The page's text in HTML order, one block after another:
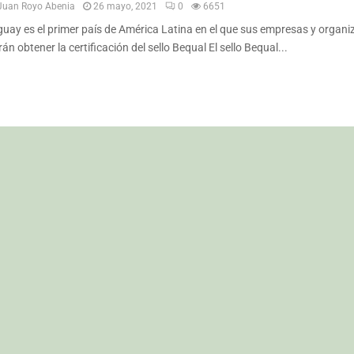
Royo Abenia 26 mayo, 2021 0 6651
es el primer país de América Latina en el que sus empresas y
obtener la certificación del sello Bequal El sello Bequal...